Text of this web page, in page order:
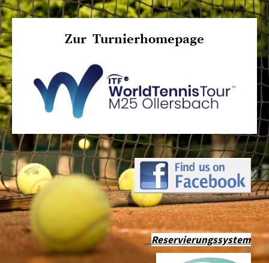
Zur Turnierhomepage
Reservierungssystem